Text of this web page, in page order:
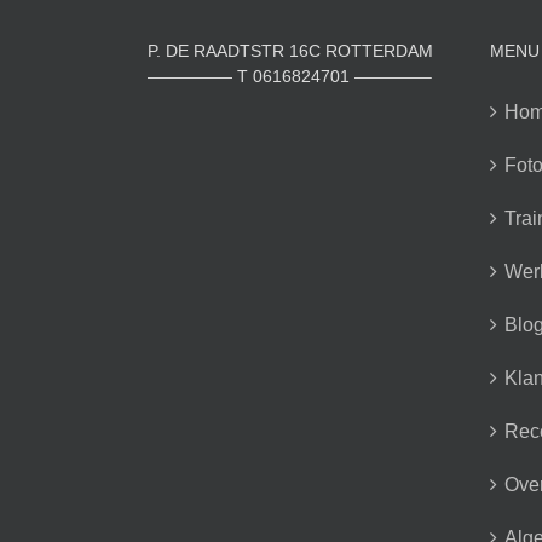
P. DE RAADTSTR 16C ROTTERDAM
————— T 0616824701 ————–
MENU
Blog